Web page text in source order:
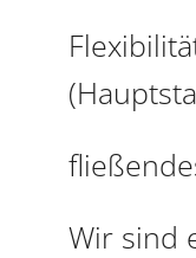
Wir sind